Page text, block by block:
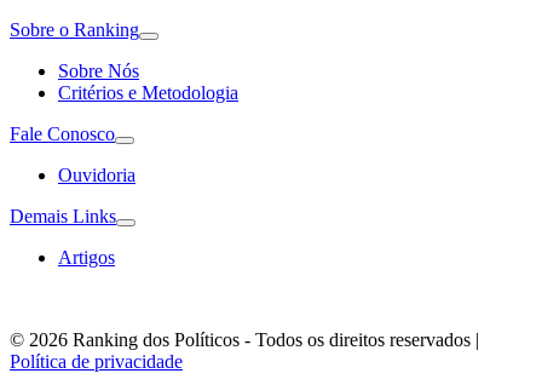
Sobre o Ranking
Sobre Nós
Critérios e Metodologia
Fale Conosco
Ouvidoria
Demais Links
Artigos
© 2026 Ranking dos Políticos - Todos os direitos reservados |
Política de privacidade